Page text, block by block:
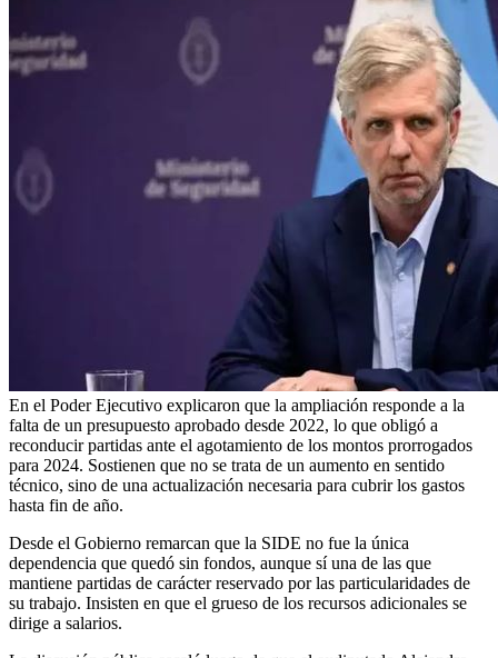
En el Poder Ejecutivo explicaron que la ampliación responde a la
falta de un presupuesto aprobado desde 2022, lo que obligó a
reconducir partidas ante el agotamiento de los montos prorrogados
para 2024. Sostienen que no se trata de un aumento en sentido
técnico, sino de una actualización necesaria para cubrir los gastos
hasta fin de año.
Desde el Gobierno remarcan que la SIDE no fue la única
dependencia que quedó sin fondos, aunque sí una de las que
mantiene partidas de carácter reservado por las particularidades de
su trabajo. Insisten en que el grueso de los recursos adicionales se
dirige a salarios.